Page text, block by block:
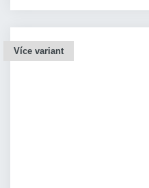
Více variant